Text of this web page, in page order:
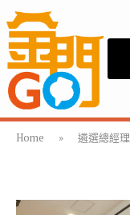
Home » 遴選總經理